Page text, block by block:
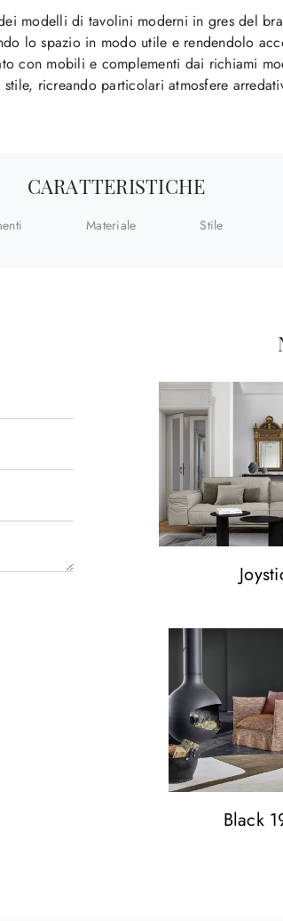
modelli di tavolini moderni in gres del
lo spazio in modo utile e rendendolo
con mobili e complementi dai richiami
ricreando particolari atmosfere
CARATTERISTICHE
Materiale Stile
Black